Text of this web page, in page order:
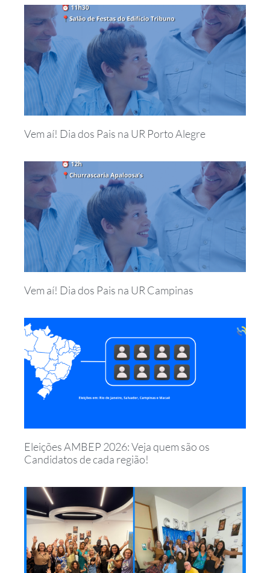
Vem aí! Dia dos Pais na UR Porto Alegre
Vem aí! Dia dos Pais na UR Campinas
Eleições AMBEP 2026: Veja quem são os
Candidatos de cada região!